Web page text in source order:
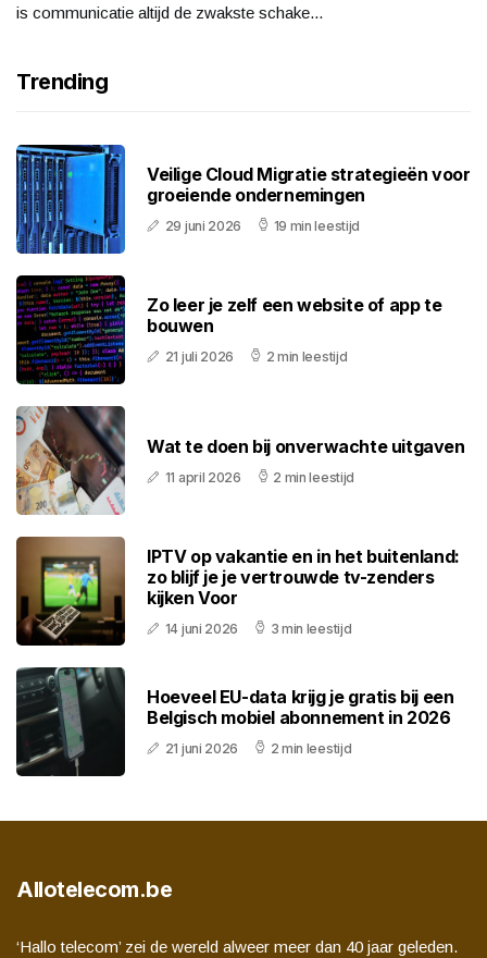
is communicatie altijd de zwakste schake...
Trending
Veilige Cloud Migratie strategieën voor
groeiende ondernemingen
29 juni 2026 19 min leestijd
Zo leer je zelf een website of app te
bouwen
21 juli 2026 2 min leestijd
Wat te doen bij onverwachte uitgaven
11 april 2026 2 min leestijd
IPTV op vakantie en in het buitenland:
zo blijf je je vertrouwde tv-zenders
kijken Voor
14 juni 2026 3 min leestijd
Hoeveel EU-data krijg je gratis bij een
Belgisch mobiel abonnement in 2026
21 juni 2026 2 min leestijd
Allotelecom.be
‘Hallo telecom’ zei de wereld alweer meer dan 40 jaar geleden.